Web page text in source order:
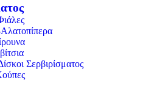
Σερβιρίσματος